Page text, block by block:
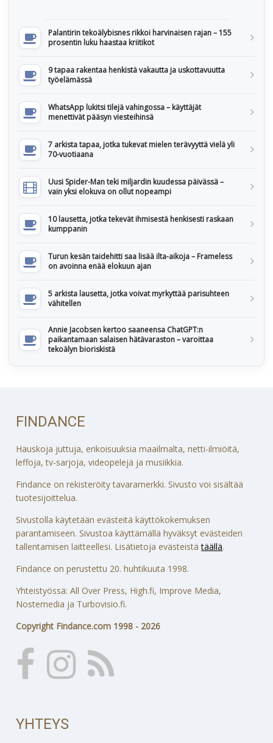
Palantirin tekoälybisnes rikkoi harvinaisen rajan – 155
prosentin luku haastaa kriitikot
9 tapaa rakentaa henkistä vakautta ja uskottavuutta
työelämässä
WhatsApp lukitsi tilejä vahingossa – käyttäjät
menettivät pääsyn viesteihinsä
7 arkista tapaa, jotka tukevat mielen terävyyttä vielä yli
70-vuotiaana
Uusi Spider-Man teki miljardin kuudessa päivässä –
vain yksi elokuva on ollut nopeampi
10 lausetta, jotka tekevät ihmisestä henkisesti raskaan
kumppanin
Turun kesän taidehitti saa lisää ilta-aikoja – Frameless
on avoinna enää elokuun ajan
5 arkista lausetta, jotka voivat myrkyttää parisuhteen
vähitellen
Annie Jacobsen kertoo saaneensa ChatGPT:n
paikantamaan salaisen hätävaraston – varoittaa
tekoälyn bioriskistä
FINDANCE
Hauskoja juttuja, erikoisuuksia maailmalta, netti-ilmiöitä,
leffoja, tv-sarjoja, videopelejä ja musiikkia.
Findance on rekisteröity tavaramerkki. Sivusto voi sisältää
tuotesijoittelua.
Sivustolla käytetään evästeitä käyttökokemuksen
parantamiseen. Sivustoa käyttämällä hyväksyt evästeiden
tallentamisen laitteellesi. Lisätietoja evästeistätäällä.
Findance on perustettu 20. huhtikuuta 1998.
Yhteistyössä: All Over Press, High.fi, Improve Media,
Nostemedia ja Turbovisio.fi.
Copyright Findance.com 1998 - 2026
YHTEYS